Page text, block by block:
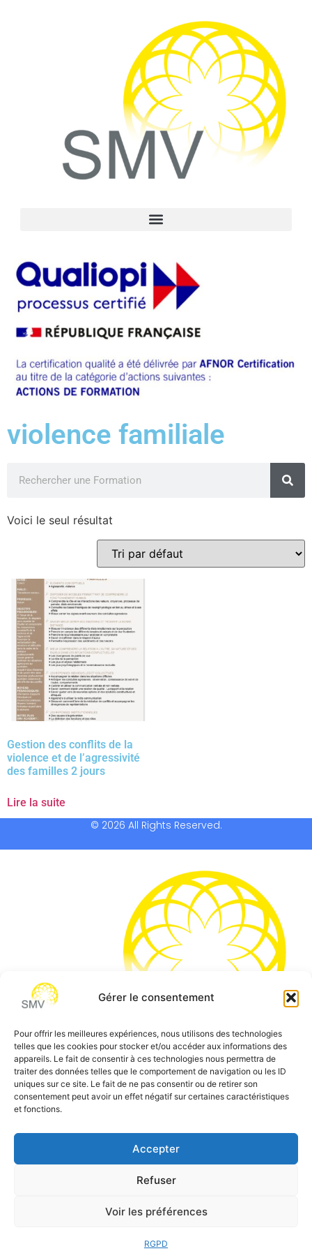
Gérer le consentement
Pour offrir les meilleures expériences, nous utilisons des technologies
telles que les cookies pour stocker et/ou accéder aux informations des
appareils. Le fait de consentir à ces technologies nous permettra de
traiter des données telles que le comportement de navigation ou les ID
uniques sur ce site. Le fait de ne pas consentir ou de retirer son
consentement peut avoir un effet négatif sur certaines caractéristiques
et fonctions.
Accepter
Refuser
Voir les préférences
RGPD
violence familiale
Voici le seul résultat
Gestion des conflits de la
violence et de l’agressivité
des familles 2 jours
Lire la suite
© 2026 All Rights Reserved.
SMV permet de vous aider à gagner du temps et vous
permettre de vous concentrer sur l’essentiel de votre
métier
Téléphone:0 805 69 64 75 / 02 37 34 04 04
contact@smvformation.fr
Création & Hébergement Web Cloud par